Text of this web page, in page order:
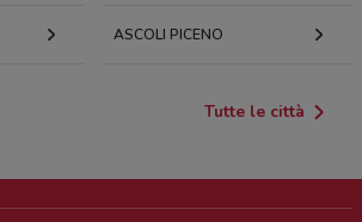
ASCOLI PICENO
Tutte le città